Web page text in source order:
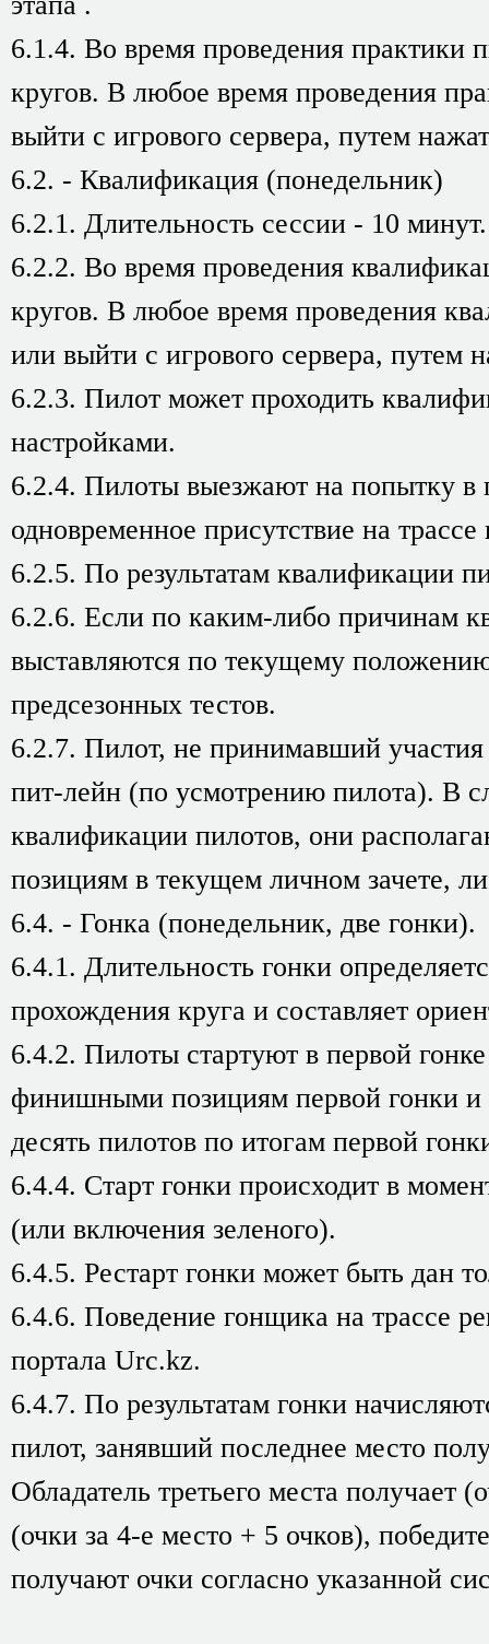
6.1.4. Во время проведения практики
кругов. В любое время проведения
выйти с игрового сервера, путем
6.2. - Квалификация (понедельник)
6.2.1. Длительность сессии - 10 минут.
6.2.2. Во время проведения
кругов. В любое время проведения
или выйти с игрового сервера, путем
6.2.3. Пилот может проходить
настройками.
6.2.4. Пилоты выезжают на попытку в
одновременное присутствие на трассе
6.2.5. По результатам квалификации
6.2.6. Если по каким-либо причинам
выставляются по текущему
предсезонных тестов.
6.2.7. Пилот, не принимавший
пит-лейн (по усмотрению пилота). В
квалификации пилотов, они
позициям в текущем личном зачете,
6.4. - Гонка (понедельник, две гонки).
6.4.1. Длительность гонки
прохождения круга и составляет
6.4.2. Пилоты стартуют в первой
финишными позициям первой гонки
десять пилотов по итогам первой
6.4.4. Старт гонки происходит в
(или включения зеленого).
6.4.5. Рестарт гонки может быть дан
6.4.6. Поведение гонщика на трассе
портала Urc.kz.
6.4.7. По результатам гонки
пилот, занявший последнее место
Обладатель третьего места получает
(очки за 4-е место + 5 очков),
получают очки согласно указанной